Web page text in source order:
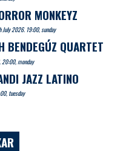
MONKEYZ
July 2026. 19:00, sunday
BENDEGÚZ QUARTET
20:00, monday
JAZZ LATINO
tuesday